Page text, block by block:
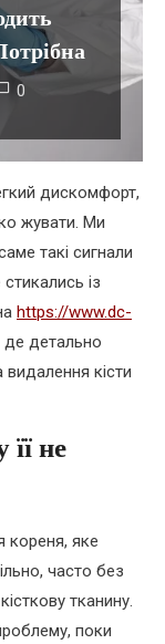
0
дискомфорт,
жувати. Ми
такі сигнали
із
https://www.dc-
де детально
видалення кісти
не
кореня, яке
часто без
тканину.
поки